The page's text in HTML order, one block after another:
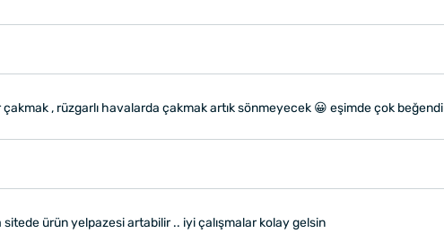
çakmak , rüzgarlı havalarda çakmak artık sönmeyecek 😀 eşimde çok beğendi
ürün yelpazesi artabilir .. iyi çalışmalar kolay gelsin